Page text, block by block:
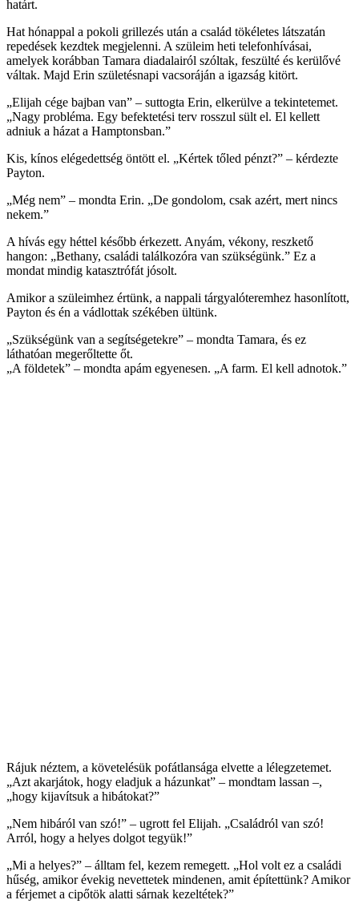
határt.
Hat hónappal a pokoli grillezés után a család tökéletes látszatán
repedések kezdtek megjelenni. A szüleim heti telefonhívásai,
amelyek korábban Tamara diadalairól szóltak, feszülté és kerülővé
váltak. Majd Erin születésnapi vacsoráján a igazság kitört.
„Elijah cége bajban van” – suttogta Erin, elkerülve a tekintetemet.
„Nagy probléma. Egy befektetési terv rosszul sült el. El kellett
adniuk a házat a Hamptonsban.”
Kis, kínos elégedettség öntött el. „Kértek tőled pénzt?” – kérdezte
Payton.
„Még nem” – mondta Erin. „De gondolom, csak azért, mert nincs
nekem.”
A hívás egy héttel később érkezett. Anyám, vékony, reszkető
hangon: „Bethany, családi találkozóra van szükségünk.” Ez a
mondat mindig katasztrófát jósolt.
Amikor a szüleimhez értünk, a nappali tárgyalóteremhez hasonlított,
Payton és én a vádlottak székében ültünk.
„Szükségünk van a segítségetekre” – mondta Tamara, és ez
láthatóan megerőltette őt.
„A földetek” – mondta apám egyenesen. „A farm. El kell adnotok.”
Rájuk néztem, a követelésük pofátlansága elvette a lélegzetemet.
„Azt akarjátok, hogy eladjuk a házunkat” – mondtam lassan –,
„hogy kijavítsuk a hibátokat?”
„Nem hibáról van szó!” – ugrott fel Elijah. „Családról van szó!
Arról, hogy a helyes dolgot tegyük!”
„Mi a helyes?” – álltam fel, kezem remegett. „Hol volt ez a családi
hűség, amikor évekig nevettetek mindenen, amit építettünk? Amikor
a férjemet a cipőtök alatti sárnak kezeltétek?”